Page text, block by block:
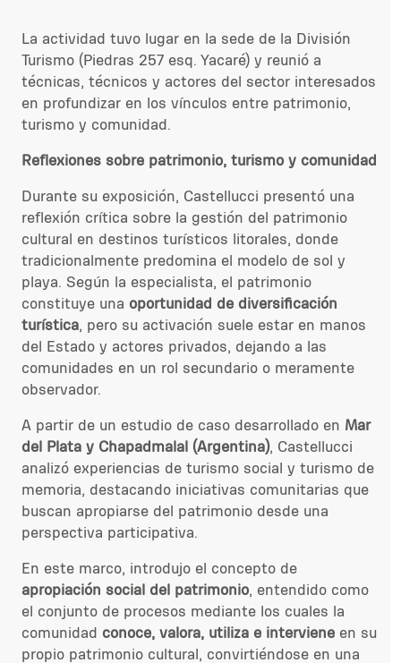
La actividad tuvo lugar en la sede de la División
Turismo (Piedras 257 esq. Yacaré) y reunió a
técnicas, técnicos y actores del sector interesados
en profundizar en los vínculos entre patrimonio,
turismo y comunidad.
Reflexiones sobre patrimonio, turismo y comunidad
Durante su exposición, Castellucci presentó una
reflexión crítica sobre la gestión del patrimonio
cultural en destinos turísticos litorales, donde
tradicionalmente predomina el modelo de sol y
playa. Según la especialista, el patrimonio
constituye una oportunidad de diversificación
turística, pero su activación suele estar en manos
del Estado y actores privados, dejando a las
comunidades en un rol secundario o meramente
observador.
A partir de un estudio de caso desarrollado en Mar
del Plata y Chapadmalal (Argentina), Castellucci
analizó experiencias de turismo social y turismo de
memoria, destacando iniciativas comunitarias que
buscan apropiarse del patrimonio desde una
perspectiva participativa.
En este marco, introdujo el concepto de
apropiación social del patrimonio, entendido como
el conjunto de procesos mediante los cuales la
comunidad conoce, valora, utiliza e interviene en su
propio patrimonio cultural, convirtiéndose en una